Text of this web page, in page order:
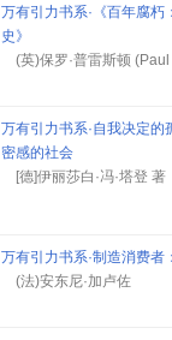
万有引力书系·《百年腐朽
史》
(英)保罗·普雷斯顿
万有引力书系·自我决定的
密感的社会
[德]伊丽莎白·冯·塔登 著
万有引力书系·制造消费者
(法)安东尼·加卢佐